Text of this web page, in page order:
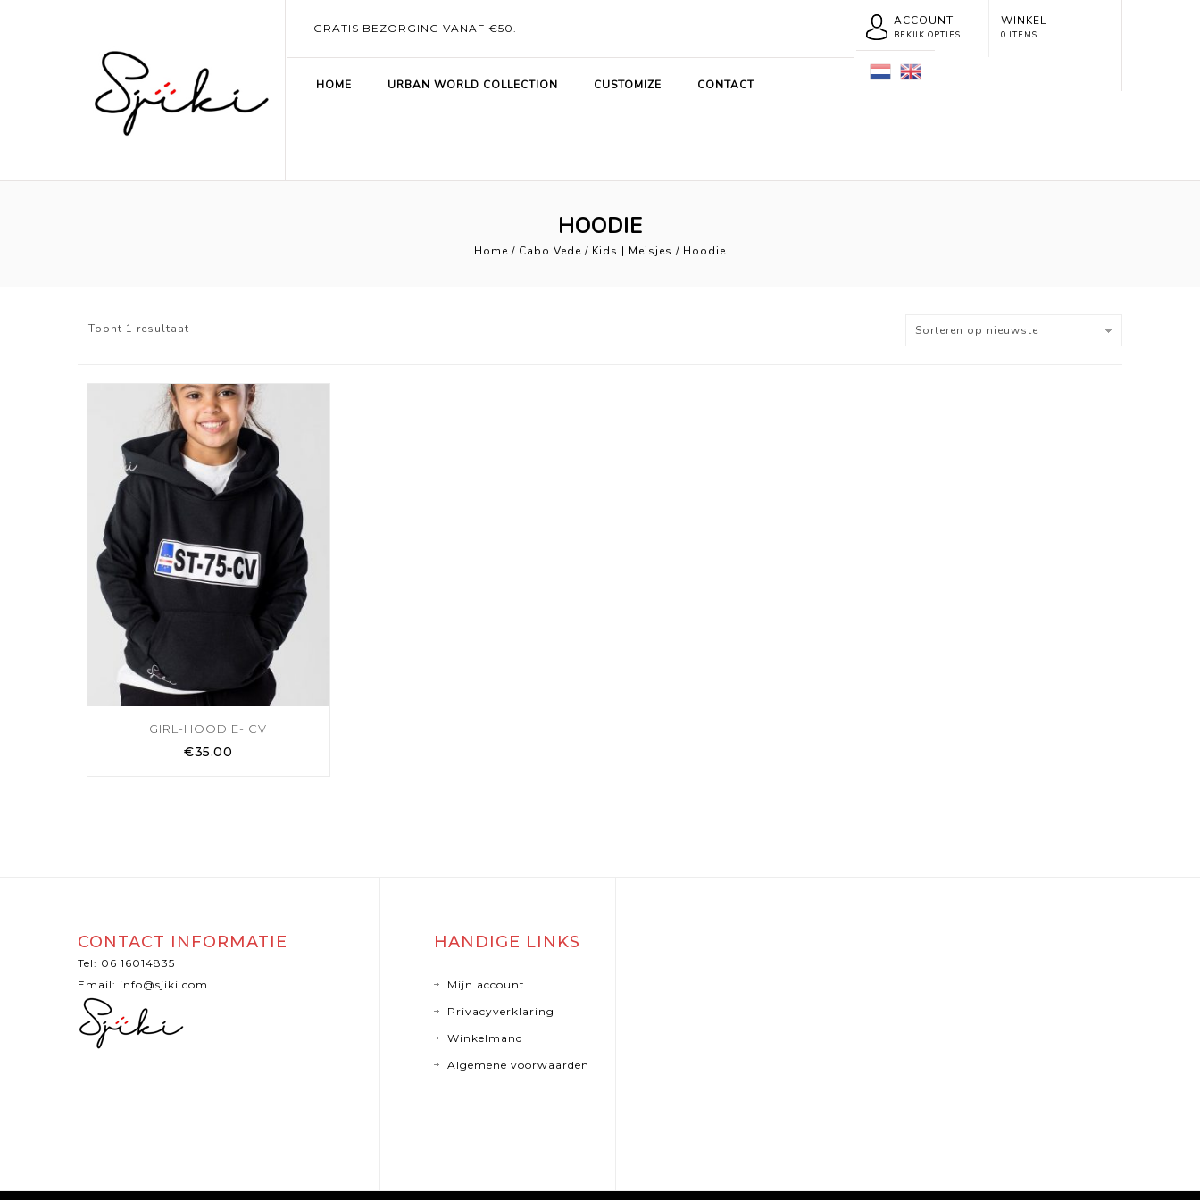
GRATIS BEZORGING VANAF €50.
HOME URBAN WORLD COLLECTION CUSTOMIZE CONTACT
ACCOUNT
BEKIJK OPTIES
WINKEL
0 ITEMS
HOODIE
Home / Cabo Vede / Kids | Meisjes / Hoodie
Toont 1 resultaat Sorteren op nieuwste
GIRL-HOODIE- CV
€35.00
CONTACT INFORMATIE
Tel: 06 16014835
Email: info@sjiki.com
HANDIGE LINKS
Mijn account
Privacyverklaring
Winkelmand
Algemene voorwaarden